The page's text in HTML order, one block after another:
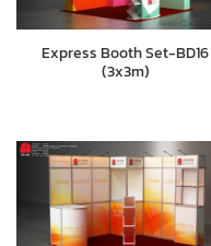
Express Booth Set-BD16
(3x3m)